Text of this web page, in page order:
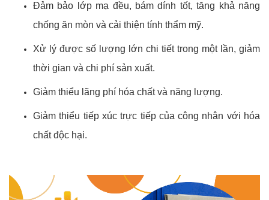
Đảm bảo lớp mạ đều, bám dính tốt, tăng khả năng
chống ăn mòn và cải thiện tính thẩm mỹ.
Xử lý được số lượng lớn chi tiết trong một lần, giảm
thời gian và chi phí sản xuất.
Giảm thiểu lãng phí hóa chất và năng lượng.
Giảm thiểu tiếp xúc trực tiếp của công nhân với hóa
chất độc hại.